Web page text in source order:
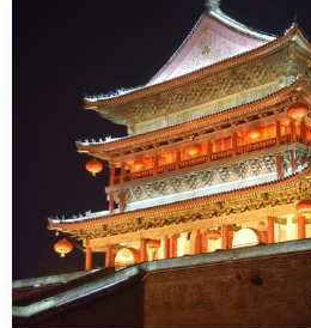
武漢
内モンゴル
中国その他のエリア
香港・マカオ